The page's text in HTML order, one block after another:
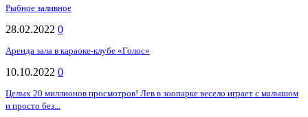
Рыбное заливное
28.02.2022 0
Аренда зала в караоке-клубе «Голос»
10.10.2022 0
Целых 20 миллионов просмотров! Лев в зоопарке весело играет с малышом
и просто без...